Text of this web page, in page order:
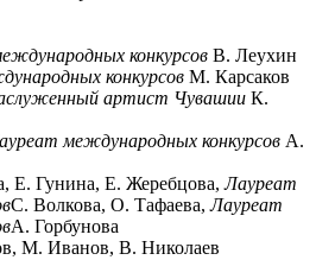
конкурсов В. Леухин
конкурсов М. Карсаков
артист Чувашии К.
международных конкурсов А.
Е. Гунина, Е. Жеребцова,Лауреат
С. Волкова, О. Тафаева,Лауреат
А. Горбунова
М. Иванов, В. Николаев